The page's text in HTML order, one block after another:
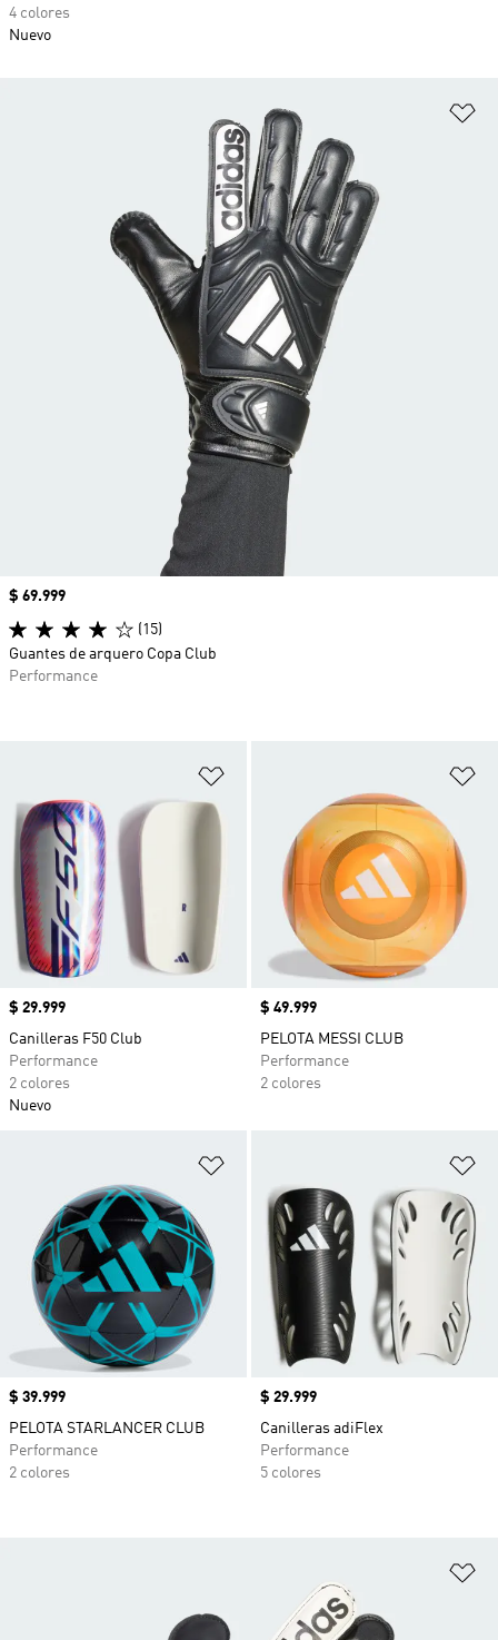
4 colores
Nuevo
Precio
$ 29.999
Canilleras F50 Club
Performance
2 colores
Nuevo
Precio
$ 49.999
PELOTA MESSI CLUB
Performance
2 colores
Precio
$ 39.999
PELOTA STARLANCER CLUB
Performance
2 colores
Precio
$ 29.999
Canilleras adiFlex
Performance
5 colores
Precio
$ 69.999
(15)
Guantes de arquero Copa Club
Performance